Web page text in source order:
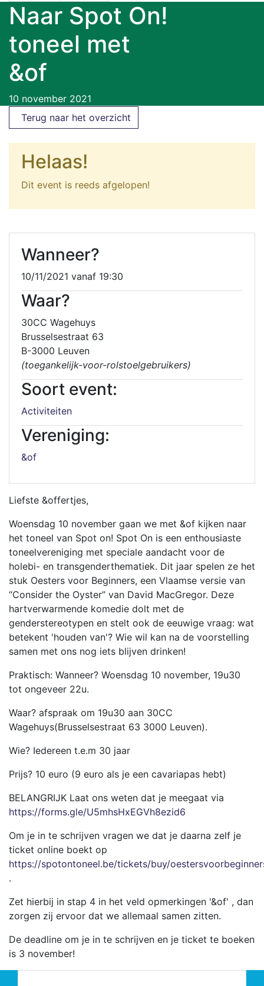
Naar Spot On!
toneel met
&of
10 november 2021
Terug naar het overzicht
Helaas!
Dit event is reeds afgelopen!
Wanneer?
10/11/2021 vanaf 19:30
Waar?
30CC Wagehuys
Brusselsestraat 63
B-3000 Leuven
(toegankelijk-voor-rolstoelgebruikers)
Soort event:
Activiteiten
Vereniging:
&of
Liefste &offertjes,
Woensdag 10 november gaan we met &of kijken naar
het toneel van Spot on! Spot On is een enthousiaste
toneelvereniging met speciale aandacht voor de
holebi- en transgenderthematiek. Dit jaar spelen ze het
stuk Oesters voor Beginners, een Vlaamse versie van
“Consider the Oyster” van David MacGregor. Deze
hartverwarmende komedie dolt met de
genderstereotypen en stelt ook de eeuwige vraag: wat
betekent 'houden van'? Wie wil kan na de voorstelling
samen met ons nog iets blijven drinken!
Praktisch: Wanneer? Woensdag 10 november, 19u30
tot ongeveer 22u.
Waar? afspraak om 19u30 aan 30CC
Wagehuys(Brusselsestraat 63 3000 Leuven).
Wie? Iedereen t.e.m 30 jaar
Prijs? 10 euro (9 euro als je een cavariapas hebt)
BELANGRIJK Laat ons weten dat je meegaat via
https://forms.gle/U5mhsHxEGVh8ezid6
Om je in te schrijven vragen we dat je daarna zelf je
ticket online boekt op
https://spotontoneel.be/tickets/buy/
.
Zet hierbij in stap 4 in het veld opmerkingen '&of' , dan
zorgen zij ervoor dat we allemaal samen zitten.
De deadline om je in te schrijven en je ticket te boeken
is 3 november!